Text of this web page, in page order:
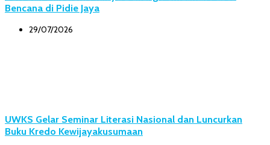
Bencana di Pidie Jaya
29/07/2026
UWKS Gelar Seminar Literasi Nasional dan Luncurkan
Buku Kredo Kewijayakusumaan